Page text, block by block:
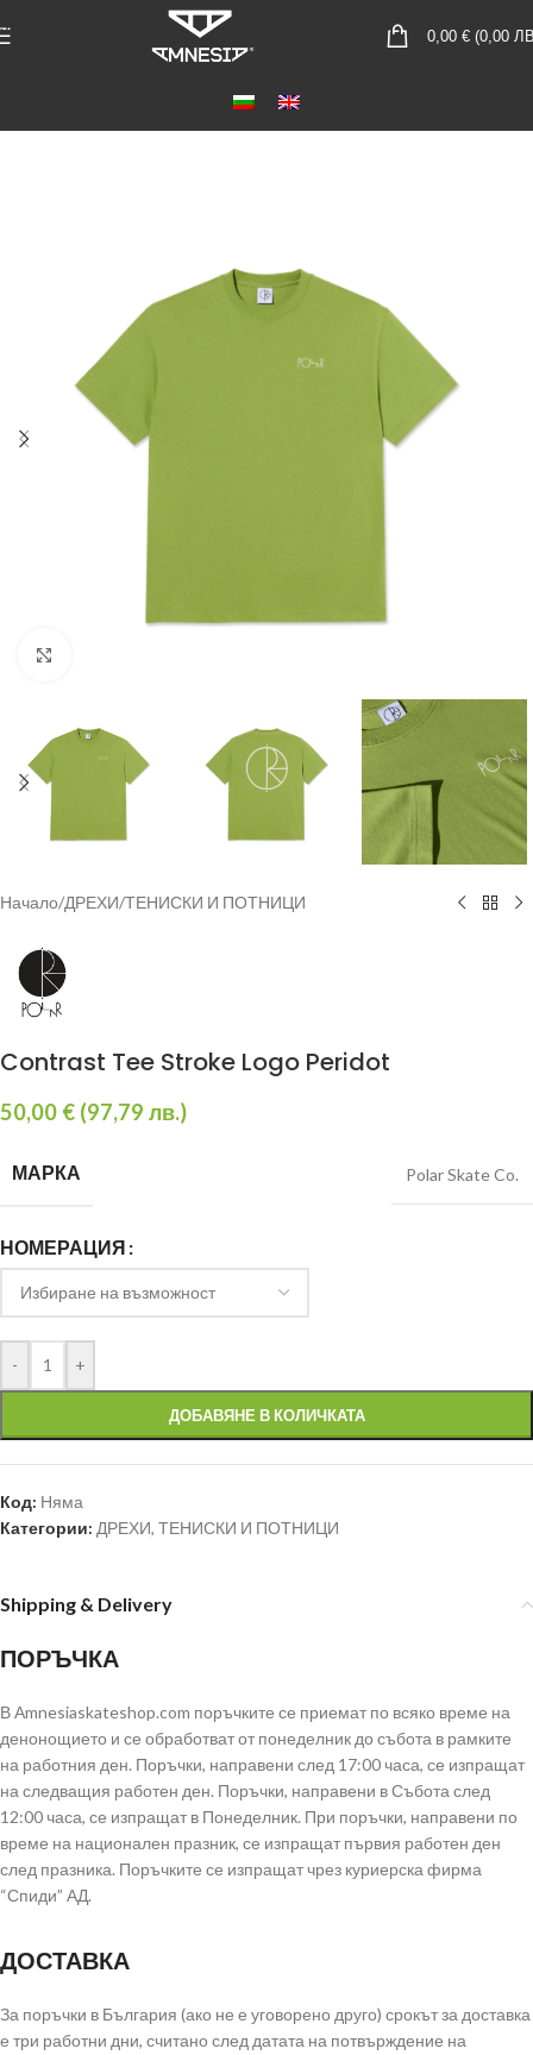
Skip to navigation
Skip to main content
0,00 € (0,00
Начало/ДРЕХИ/ТЕНИСКИ И ПОТНИЦИ
Contrast Tee Stroke Logo Peridot
50,00 € (97,79 лв.)
МАРКА Polar Skate Co.
НОМЕРАЦИЯ
- +
ДОБАВЯНЕ В КОЛИЧКАТА
Код: Няма
Категории: ДРЕХИ, ТЕНИСКИ И ПОТНИЦИ
Shipping & Delivery
ПОРЪЧКА
В Аmnesiaskateshop.com поръчките се приемат по всяко време на
денонощието и се обработват от понеделник до събота в рамките
на работния ден. Поръчки, направени след 17:00 часа, се изпращат
на следващия работен ден. Поръчки, направени в Събота след
12:00 часа, се изпращат в Понеделник. При поръчки, направени по
време на национален празник, се изпращат първия работен ден
след празника. Поръчките се изпращат чрез куриерска фирма
“Спиди” АД.
ДОСТАВКА
За поръчки в България (ако не е уговорено друго) срокът за доставка
е три работни дни, считано след датата на потвърждение на